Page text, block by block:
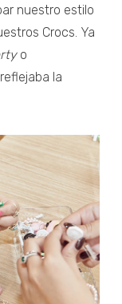
nuestro estilo
Crocs. Ya
o
la